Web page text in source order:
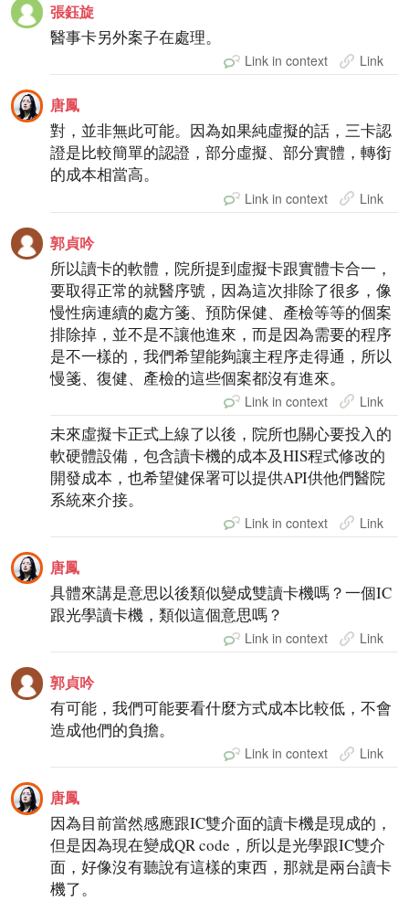
張鈺旋
醫事卡另外案子在處理。
Link in context Link
唐鳳
對，並非無此可能。因為如果純虛擬的話，三卡認
證是比較簡單的認證，部分虛擬、部分實體，轉銜
的成本相當高。
Link in context Link
郭貞吟
所以讀卡的軟體，院所提到虛擬卡跟實體卡合一，
要取得正常的就醫序號，因為這次排除了很多，像
慢性病連續的處方箋、預防保健、產檢等等的個案
排除掉，並不是不讓他進來，而是因為需要的程序
是不一樣的，我們希望能夠讓主程序走得通，所以
慢箋、復健、產檢的這些個案都沒有進來。
Link in context Link
未來虛擬卡正式上線了以後，院所也關心要投入的
軟硬體設備，包含讀卡機的成本及HIS程式修改的
開發成本，也希望健保署可以提供API供他們醫院
系統來介接。
Link in context Link
唐鳳
具體來講是意思以後類似變成雙讀卡機嗎？一個IC
跟光學讀卡機，類似這個意思嗎？
Link in context Link
郭貞吟
有可能，我們可能要看什麼方式成本比較低，不會
造成他們的負擔。
Link in context Link
唐鳳
因為目前當然感應跟IC雙介面的讀卡機是現成的，
但是因為現在變成QR code，所以是光學跟IC雙介
面，好像沒有聽說有這樣的東西，那就是兩台讀卡
機了。